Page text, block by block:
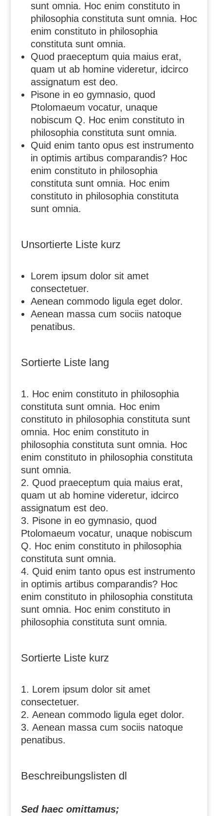
sunt omnia. Hoc enim constituto in
philosophia constituta sunt omnia. Hoc
enim constituto in philosophia
constituta sunt omnia.
Quod praeceptum quia maius erat,
quam ut ab homine videretur, idcirco
assignatum est deo.
Pisone in eo gymnasio, quod
Ptolomaeum vocatur, unaque
nobiscum Q. Hoc enim constituto in
philosophia constituta sunt omnia.
Quid enim tanto opus est instrumento
in optimis artibus comparandis? Hoc
enim constituto in philosophia
constituta sunt omnia. Hoc enim
constituto in philosophia constituta
sunt omnia.
Unsortierte Liste kurz
Lorem ipsum dolor sit amet
consectetuer.
Aenean commodo ligula eget dolor.
Aenean massa cum sociis natoque
penatibus.
Sortierte Liste lang
Hoc enim constituto in philosophia
constituta sunt omnia. Hoc enim
constituto in philosophia constituta sunt
omnia. Hoc enim constituto in
philosophia constituta sunt omnia. Hoc
enim constituto in philosophia constituta
sunt omnia.
Quod praeceptum quia maius erat,
quam ut ab homine videretur, idcirco
assignatum est deo.
Pisone in eo gymnasio, quod
Ptolomaeum vocatur, unaque nobiscum
Q. Hoc enim constituto in philosophia
constituta sunt omnia.
Quid enim tanto opus est instrumento
in optimis artibus comparandis? Hoc
enim constituto in philosophia constituta
sunt omnia. Hoc enim constituto in
philosophia constituta sunt omnia.
Sortierte Liste kurz
Lorem ipsum dolor sit amet
consectetuer.
Aenean commodo ligula eget dolor.
Aenean massa cum sociis natoque
penatibus.
Beschreibungslisten dl
Sed haec omittamus;